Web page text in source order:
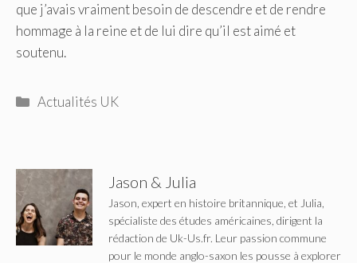
que j’avais vraiment besoin de descendre et de rendre
hommage à la reine et de lui dire qu’il est aimé et
soutenu.
Catégories
Actualités UK
Jason & Julia
Jason, expert en histoire britannique, et Julia,
spécialiste des études américaines, dirigent la
rédaction de Uk-Us.fr. Leur passion commune
pour le monde anglo-saxon les pousse à explorer